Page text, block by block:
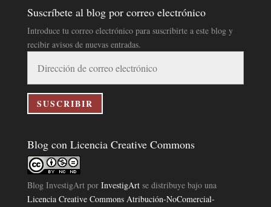
Suscríbete al blog por correo electrónico
Introduce tu correo electrónico para suscribirte a este blog y
recibir avisos de nuevas entradas.
correo
electrónico
SUSCRIBIR
Blog con Licencia Creative Commons
Blog InvestigArtpor InvestigArtse distribuye bajo una
Licencia Creative Commons Atribución-NoComercial-